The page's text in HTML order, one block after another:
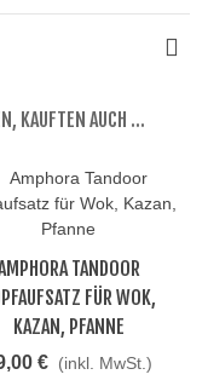
KAUFTEN AUCH ...
TANDOOR
FÜR WOK,
KAZAN, PFANNE
€ (inkl. MwSt.)